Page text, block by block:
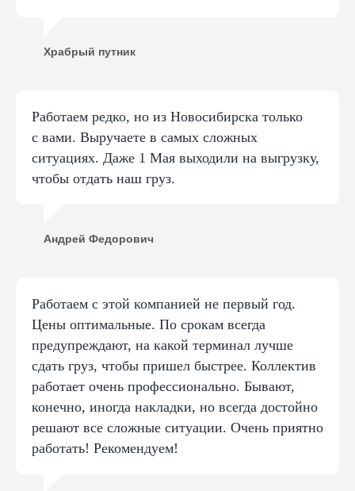
Храбрый путник
Работаем редко, но из Новосибирска только
с вами. Выручаете в самых сложных
ситуациях. Даже 1 Мая выходили на выгрузку,
чтобы отдать наш груз.
Андрей Федорович
Работаем с этой компанией не первый год.
Цены оптимальные. По срокам всегда
предупреждают, на какой терминал лучше
сдать груз, чтобы пришел быстрее. Коллектив
работает очень профессионально. Бывают,
конечно, иногда накладки, но всегда достойно
решают все сложные ситуации. Очень приятно
работать! Рекомендуем!